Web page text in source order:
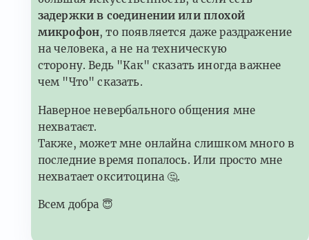
задержки в соединении или плохой
микрофон, то появляется даже раздражение
на человека, а не на техническую
сторону. Ведь "Как" сказать иногда важнее
чем "Что" сказать.
Наверное невербального общения мне
нехватаєт.
Также, может мне онлайна слишком много в
последние время попалось. Или просто мне
нехватает окситоцина 🤔.
Всем добра 😇